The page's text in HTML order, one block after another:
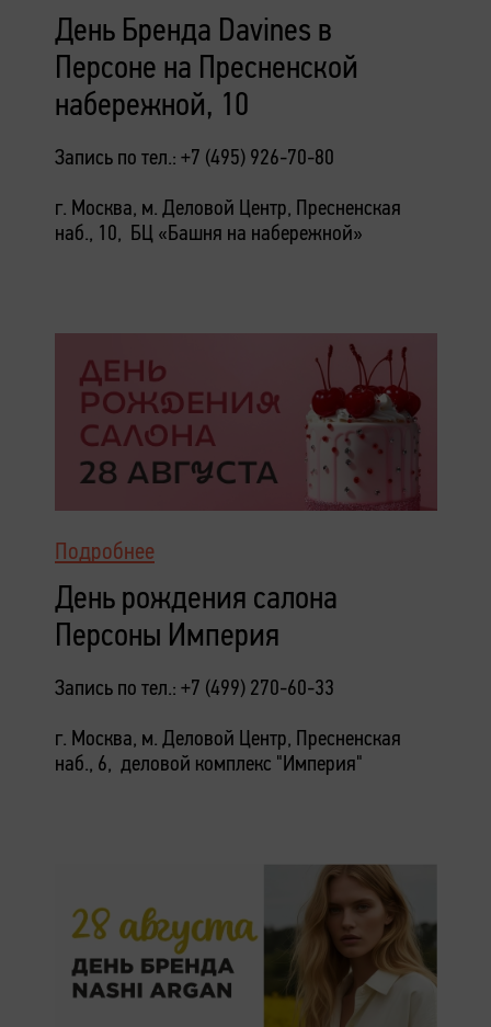
День Бренда Davines в
Персоне на Пресненской
набережной, 10
Запись по тел.: +7 (495) 926-70-80
г. Москва, м. Деловой Центр, Пресненская
наб., 10, БЦ «Башня на набережной»
Подробнее
День рождения салона
Персоны Империя
Запись по тел.: +7 (499) 270-60-33
г. Москва, м. Деловой Центр, Пресненская
наб., 6, деловой комплекс "Империя"